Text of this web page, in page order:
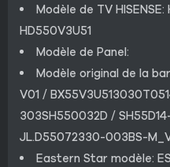
Modèle de TV
HD550V3U51
Modèle de Panel:
Modèle original de la
V01 /
303SH550032D /
JL.D55072330-003BS-
Eastern Star modèle: